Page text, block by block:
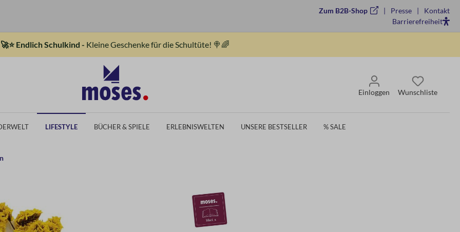
Zum B2B-Shop Presse
Kontakt
Barrierefreiheit
🚀⭐ Endlich Schulkind - Kleine Geschenke für die Schultüte! 🍭🌈
Einloggen Wunschliste
LIFESTYLE BÜCHER & SPIELE ERLEBNISWELTEN UNSERE BESTSELLER % SALE